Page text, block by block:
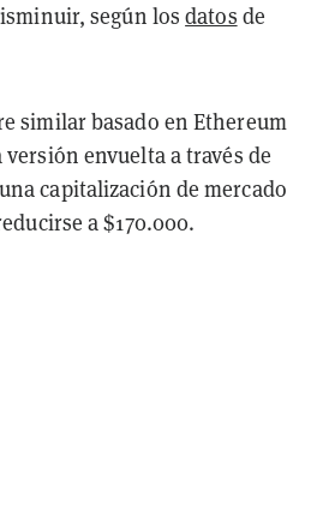
según losdatos de
similar basado en Ethereum
envuelta a través de
una capitalización de mercado
a $170.000.